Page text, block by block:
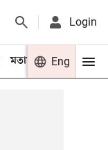
Login
মতামত খেলা
Eng